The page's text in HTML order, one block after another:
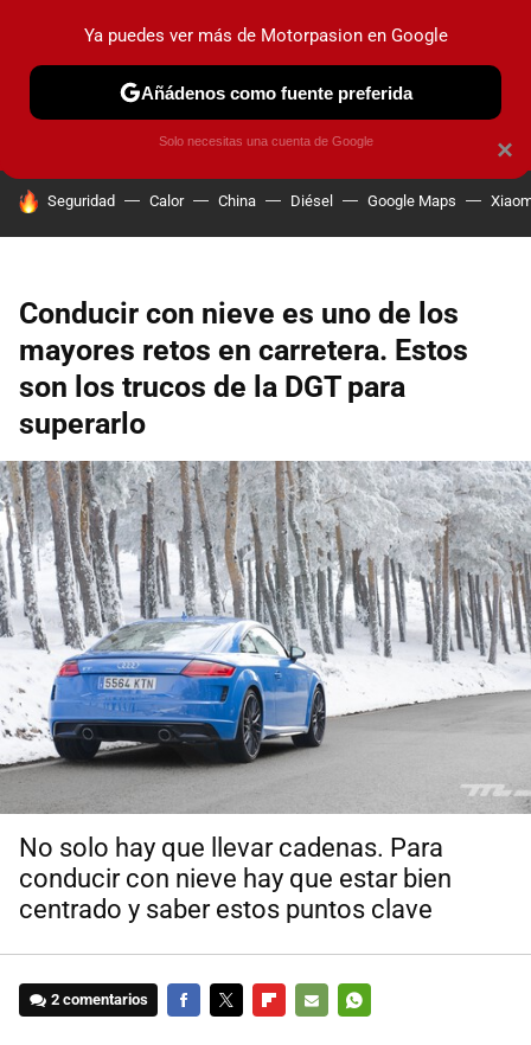
PRUEBAS COCHES ELÉCTRICOS OBSERVATORIO
HOY SE HABLA DE
Seguridad Calor China Diésel Google Maps
Conducir con nieve es uno de los
mayores retos en carretera. Estos
son los trucos de la DGT para
superarlo
No solo hay que llevar cadenas. Para
conducir con nieve hay que estar bien
centrado y saber estos puntos clave
2 comentarios
×
Ya puedes ver más de Motorpasion en Google
Añádenos como fuente preferida
Solo necesitas una cuenta de Google